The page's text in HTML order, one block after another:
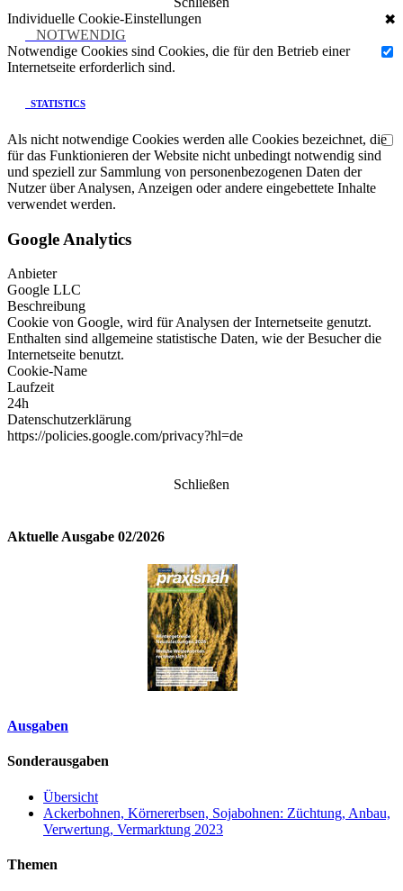
Individuelle Cookie-Einstellungen
✖
NOTWENDIG
Notwendige Cookies sind Cookies, die für den Betrieb einer
Internetseite erforderlich sind.
STATISTICS
Als nicht notwendige Cookies werden alle Cookies bezeichnet, die
für das Funktionieren der Website nicht unbedingt notwendig sind
und speziell zur Sammlung von personenbezogenen Daten der
Nutzer über Analysen, Anzeigen oder andere eingebettete Inhalte
verwendet werden.
Google Analytics
Anbieter
Google LLC
Beschreibung
Cookie von Google, wird für Analysen der Internetseite genutzt.
Enthalten sind allgemeine statistische Daten, wie der Besucher die
Internetseite benutzt.
Cookie-Name
Laufzeit
24h
Datenschutzerklärung
https://policies.google.com/privacy?hl=de
Schließen
Aktuelle Ausgabe 02/2026
Ausgaben
Sonderausgaben
Übersicht
Ackerbohnen, Körnererbsen, Sojabohnen: Züchtung, Anbau,
Verwertung, Vermarktung 2023
Themen